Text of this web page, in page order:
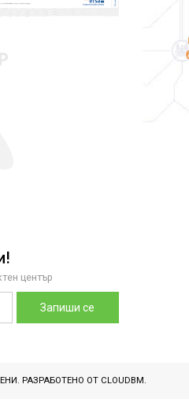
център
Запиши се
РАЗРАБОТЕНО ОТ CLOUDBM.